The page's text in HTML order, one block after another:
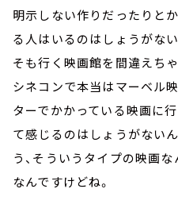
明示しない作りだったりとか
る人はいるのはしょうがな
そも行く映画館を間違えち
シネコンで本当はマーベル
ターでかかっている映画に行
て感じるのはしょうがない
う、そういうタイプの映画
なんですけどね。